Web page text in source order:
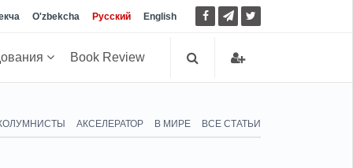
O'zbekcha Русский English
Book Review
АКСЕЛЕРАТОР В МИРЕ ВСЕ СТАТЬИ